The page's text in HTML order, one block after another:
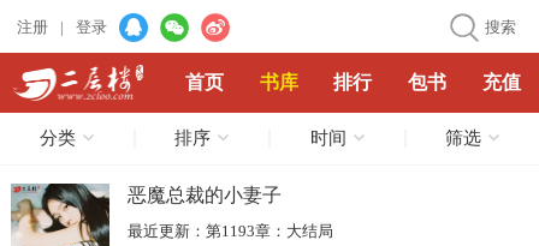
注册 | 登录 搜索
首页 书库 排行 包书 充值
分类 排序 时间 筛选
恶魔总裁的小妻子
最近更新： 第1193章：大结局